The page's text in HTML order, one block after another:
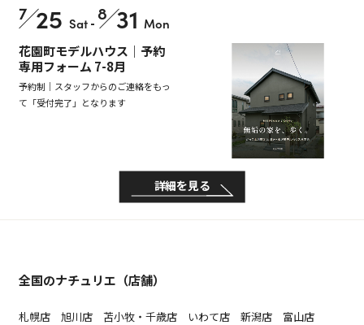
7 25 Sat- 8 31 Mon
花園町モデルハウス｜予約
専用フォーム 7-8月
予約制｜スタッフからのご連絡をもっ
て「受付完了」となります
詳細を見る
全国のナチュリエ（店舗）
札幌店 旭川店 苫小牧・千歳店 いわて店 新潟店
富山店